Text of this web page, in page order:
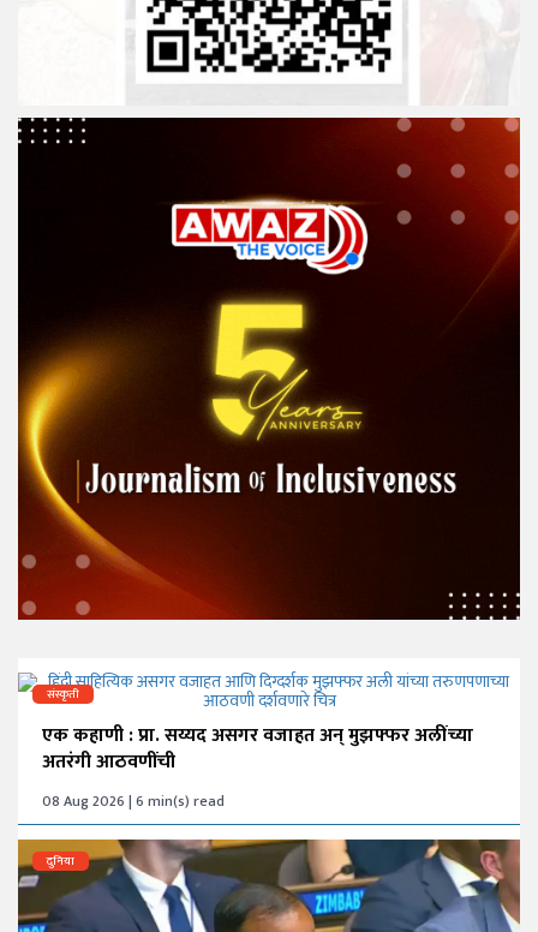
संस्कृती
एक कहाणी : प्रा. सय्यद असगर वजाहत अन् मुझफ्फर अलींच्या
अतरंगी आठवणींची
08 Aug 2026 | 6 min(s) read
दुनिया